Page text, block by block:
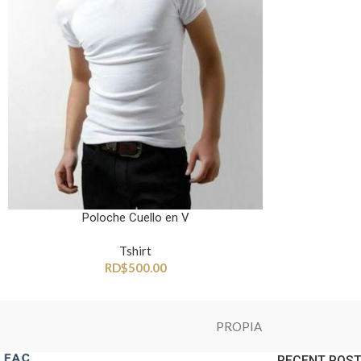
Poloche Cuello en V
Tshirt
RD$500.00
PROPIA